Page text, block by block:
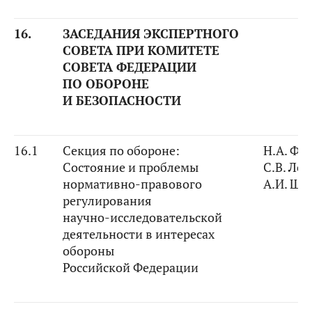
16.
ЗАСЕДАНИЯ ЭКСПЕРТНОГО
СОВЕТА ПРИ КОМИТЕТЕ
СОВЕТА ФЕДЕРАЦИИ
ПО ОБОРОНЕ
И БЕЗОПАСНОСТИ
16.1
Секция по обороне:
Состояние и проблемы
нормативно-правового
регулирования
научно-исследовательской
деятельности в интересах
обороны
Российской Федерации
Н.А.
С.В.
А.И.